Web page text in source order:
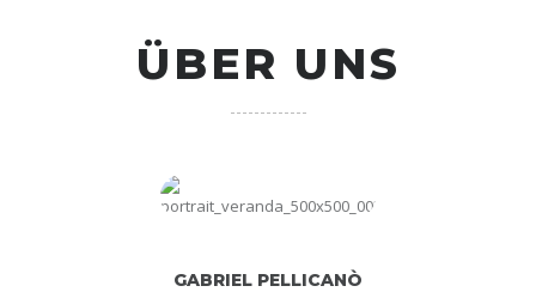
ÜBER UNS
GABRIEL PELLICANÒ